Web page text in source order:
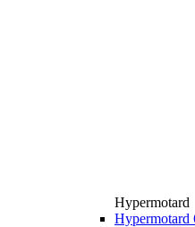
Hypermotard